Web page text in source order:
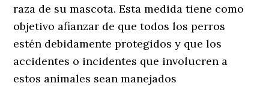
raza de su mascota. Esta medida tiene como
objetivo afianzar de que todos los perros
estén debidamente protegidos y que los
accidentes o incidentes que involucren a
estos animales sean manejados